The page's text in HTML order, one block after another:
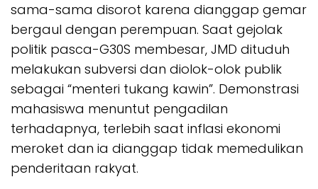
sama-sama disorot karena dianggap gemar
bergaul dengan perempuan. Saat gejolak
politik pasca-G30S membesar, JMD dituduh
melakukan subversi dan diolok-olok publik
sebagai “menteri tukang kawin”. Demonstrasi
mahasiswa menuntut pengadilan
terhadapnya, terlebih saat inflasi ekonomi
meroket dan ia dianggap tidak memedulikan
penderitaan rakyat.